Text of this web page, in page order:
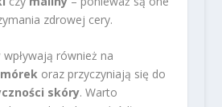
zdrowej cery.
wpływają również na
oraz przyczyniają się do
skóry. Warto